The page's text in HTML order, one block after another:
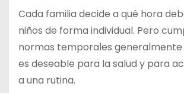
Cada familia decide a qué hora
niños de forma individual. Pero
normas temporales
es deseable para la salud y para
a una rutina.